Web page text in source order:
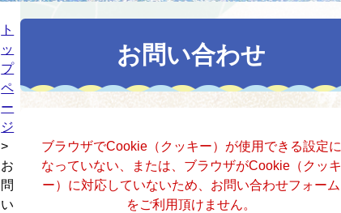
ト
ッ
プ
ペ
ー
ジ
>
お
問
い
お問い合わせ
ブラウザでCookie（クッキー）が使用できる設定に
なっていない、または、ブラウザがCookie（クッキ
ー）に対応していないため、お問い合わせフォーム
をご利用頂けません。